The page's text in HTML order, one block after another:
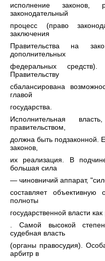
исполнение законов,
законодательный
процесс (право
заключения
Правительства на
дополнительных
федеральных
Правительству
сбалансирована
главой
государства.
Исполнительная
правительством,
должна быть подзаконной.
законов,
их реализация. В
большая сила
— чиновничий аппарат,
составляет
полноты
государственной власти
. Самой высокой
судебная власть
(органы правосудия).
арбитр в